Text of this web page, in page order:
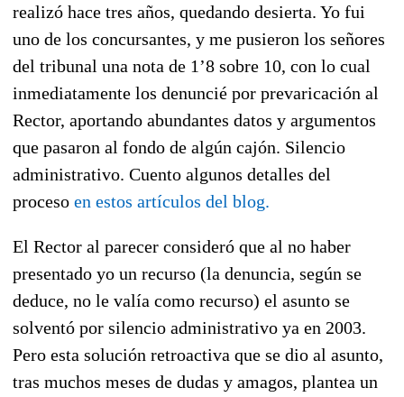
realizó hace tres años, quedando desierta. Yo fui
uno de los concursantes, y me pusieron los señores
del tribunal una nota de 1’8 sobre 10, con lo cual
inmediatamente los denuncié por prevaricación al
Rector, aportando abundantes datos y argumentos
que pasaron al fondo de algún cajón. Silencio
administrativo. Cuento algunos detalles del
proceso en estos artículos del blog.
El Rector al parecer consideró que al no haber
presentado yo un recurso (la denuncia, según se
deduce, no le valía como recurso) el asunto se
solventó por silencio administrativo ya en 2003.
Pero esta solución retroactiva que se dio al asunto,
tras muchos meses de dudas y amagos, plantea un